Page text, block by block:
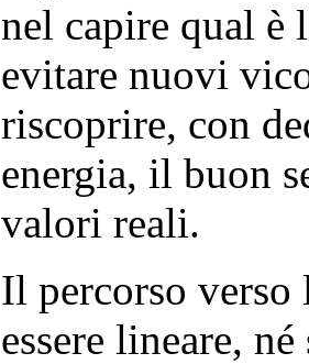
nel capire qual è
evitare nuovi
riscoprire, con
energia, il buon
valori reali.
Il percorso
essere lineare,